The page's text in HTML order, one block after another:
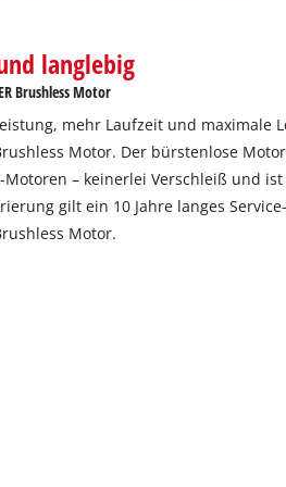
langlebig
Brushless Motor
mehr Laufzeit und maximale
Motor. Der bürstenlose
Motoren – keinerlei Verschleiß und
gilt ein 10 Jahre langes
Motor.